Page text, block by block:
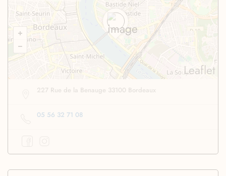
Leaflet
227 Rue de la Benauge 33100 Bordeaux
05 56 32 71 08